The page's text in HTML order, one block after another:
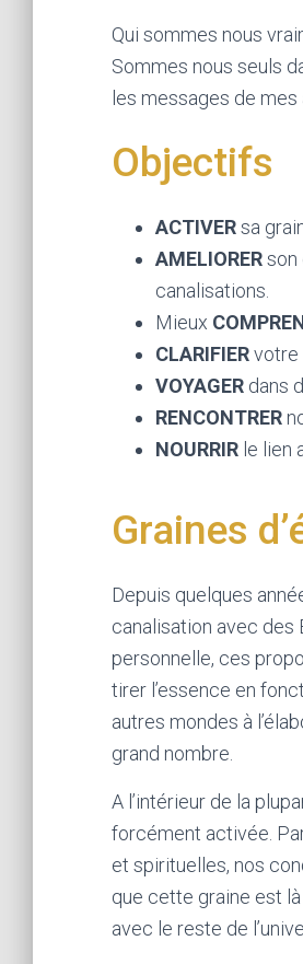
Qui sommes nous
Sommes nous seuls
les messages de mes
Objectifs
ACTIVERsa
AMELIORERson
canalisations.
Mieux
CLARIFIERvotre
VOYAGER dans
RENCONTRER
NOURRIR le lien
Graines
Depuis quelques
canalisation avec des
personnelle, ces
tirer l’essence en
autres mondes à
grand nombre.
A l’intérieur de la
forcément activée.
et spirituelles, nos
que cette graine est là
avec le reste de